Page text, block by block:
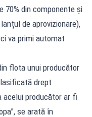
70% din componente și
de aprovizionare),
va primi automat
flota unui producător
drept
acelui producător ar fi
se arată în